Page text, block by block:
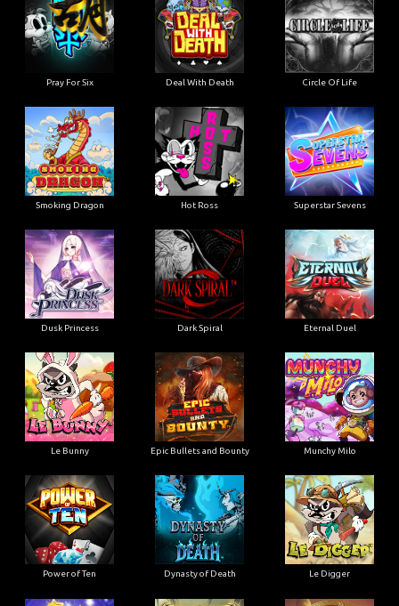
Pray For Six Deal With Death Circle Of Life
Smoking Dragon Hot Ross Superstar Sevens
Dusk Princess Dark Spiral Eternal Duel
Le Bunny Epic Bullets and Bounty Munchy Milo
Power of Ten Dynasty of Death Le Digger